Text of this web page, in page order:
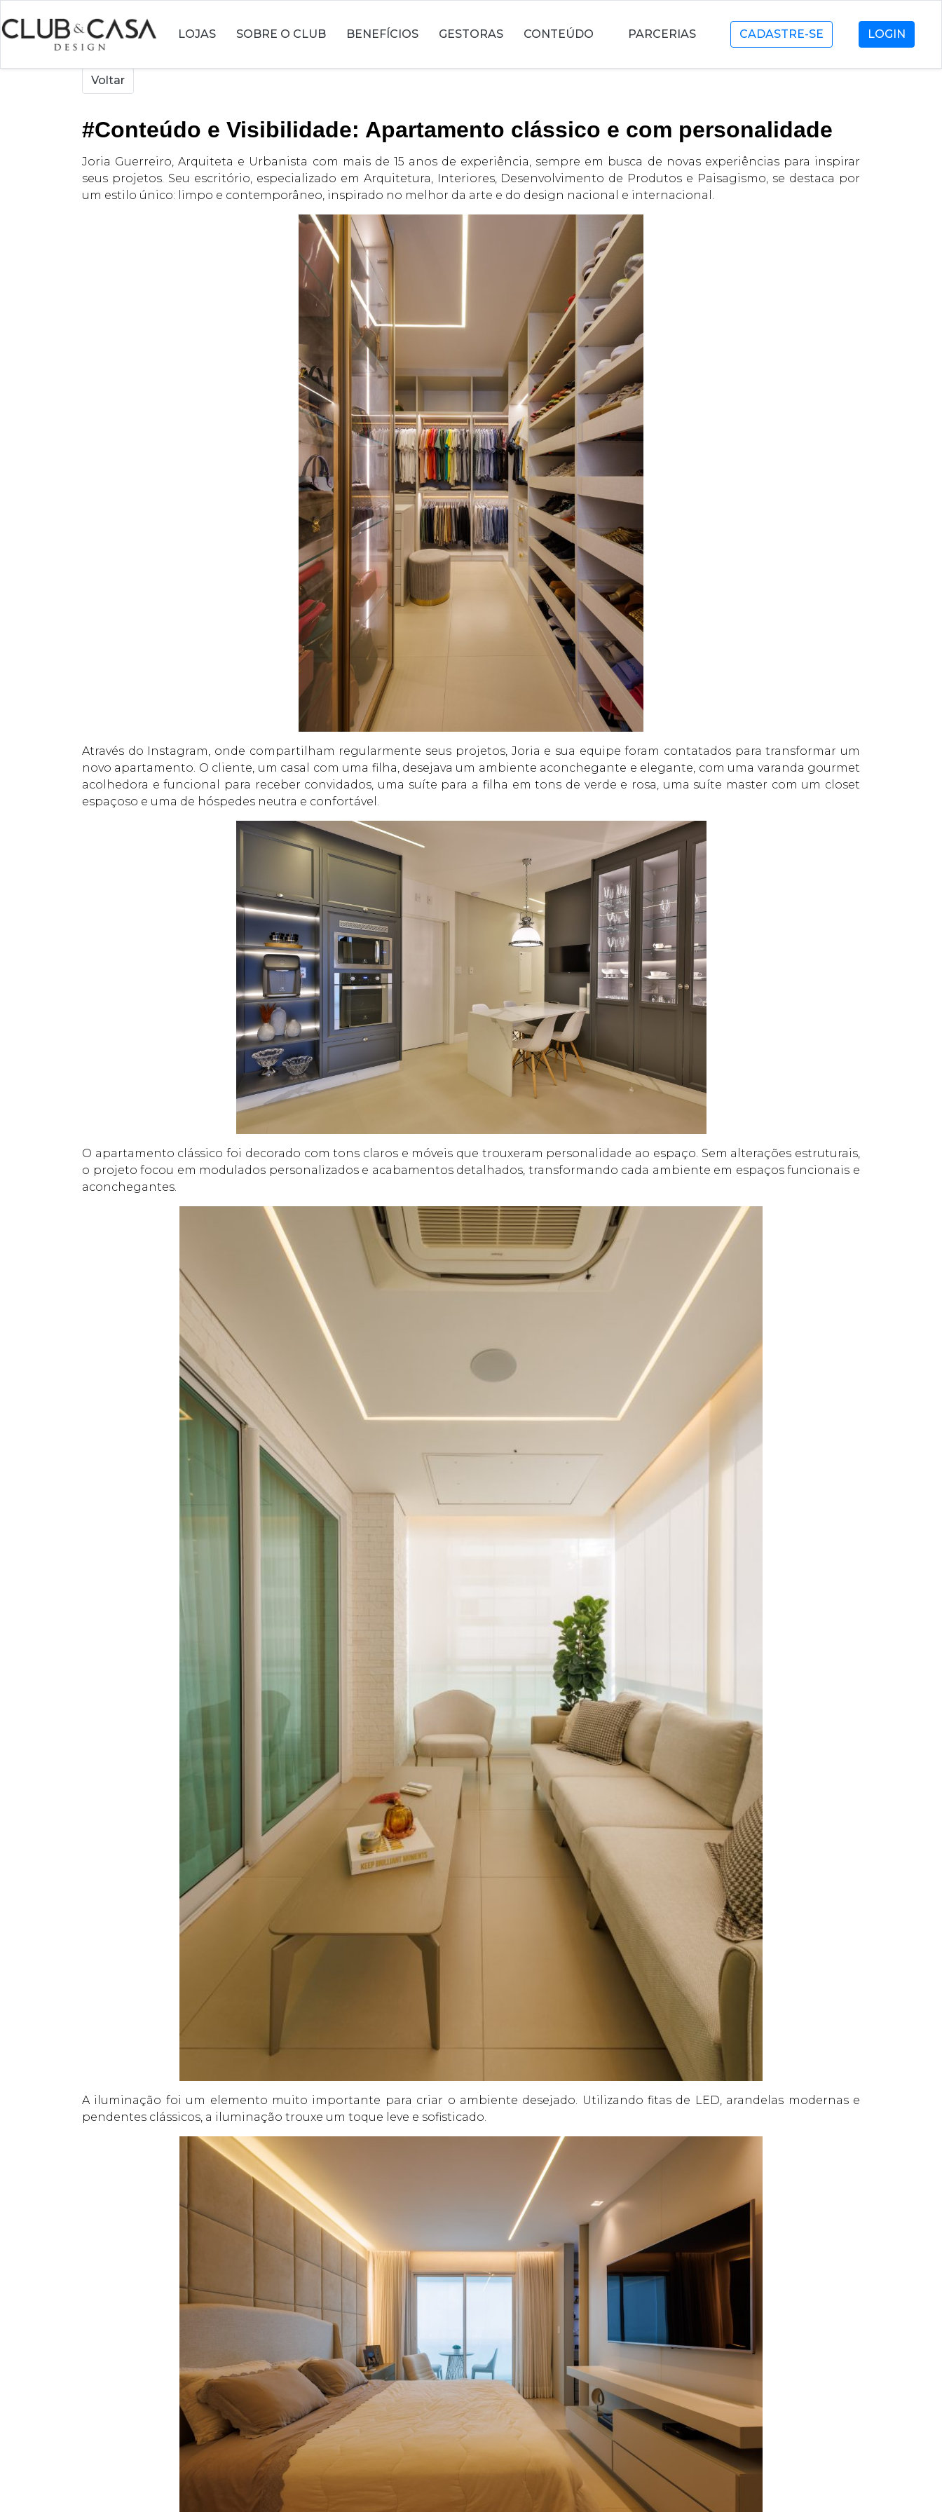
LOJAS SOBRE O CLUB BENEFÍCIOS GESTORAS CONTEÚDO PARCERIAS CADASTRE-SE LOGIN
Voltar
#Conteúdo e Visibilidade: Apartamento clássico e com personalidade
Joria Guerreiro, Arquiteta e Urbanista com mais de 15 anos de experiência, sempre em busca de novas experiências para inspirar
seus projetos. Seu escritório, especializado em Arquitetura, Interiores, Desenvolvimento de Produtos e Paisagismo, se destaca por
um estilo único: limpo e contemporâneo, inspirado no melhor da arte e do design nacional e internacional.
Através do Instagram, onde compartilham regularmente seus projetos, Joria e sua equipe foram contatados para transformar um
novo apartamento. O cliente, um casal com uma filha, desejava um ambiente aconchegante e elegante, com uma varanda gourmet
acolhedora e funcional para receber convidados, uma suíte para a filha em tons de verde e rosa, uma suíte master com um closet
espaçoso e uma de hóspedes neutra e confortável.
O apartamento clássico foi decorado com tons claros e móveis que trouxeram personalidade ao espaço. Sem alterações estruturais,
o projeto focou em modulados personalizados e acabamentos detalhados, transformando cada ambiente em espaços funcionais e
aconchegantes.
A iluminação foi um elemento muito importante para criar o ambiente desejado. Utilizando fitas de LED, arandelas modernas e
pendentes clássicos, a iluminação trouxe um toque leve e sofisticado.